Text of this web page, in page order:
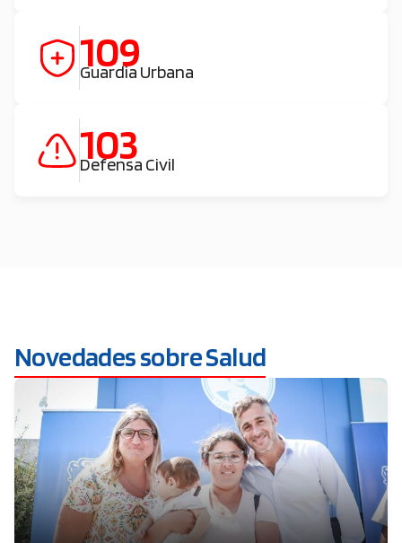
109
Guardia Urbana
103
Defensa Civil
Novedades sobre Salud